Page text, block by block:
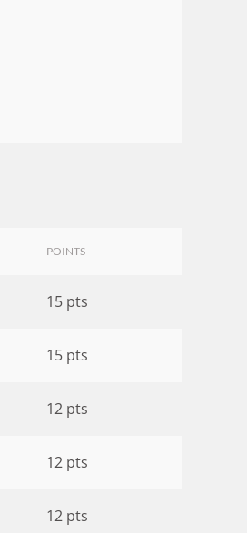
POINTS
15 pts
15 pts
12 pts
12 pts
12 pts